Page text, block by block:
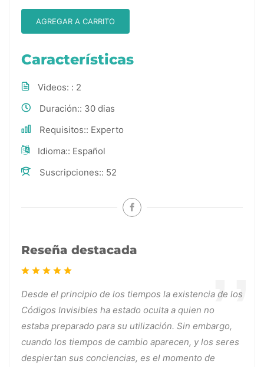
AGREGAR A CARRITO
Características
Videos:
2
Duración: 30 dias
Requisitos: Experto
Idioma: Español
Suscripciones: 52
Reseña destacada
Desde el principio de los tiempos la existencia de los
Códigos Invisibles ha estado oculta a quien no
estaba preparado para su utilización. Sin embargo,
cuando los tiempos de cambio aparecen, y los seres
despiertan sus conciencias, es el momento de